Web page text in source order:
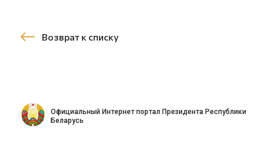
Возврат к списку
Официальный Интернет портал Президента Республики
Беларусь